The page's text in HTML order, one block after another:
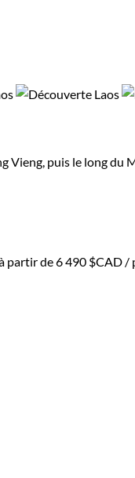
Vieng, puis le long
partir de6 490 $CAD /